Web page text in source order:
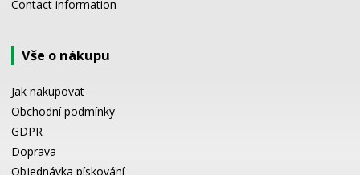
Contact information
Vše o nákupu
Jak nakupovat
Obchodní podmínky
GDPR
Doprava
Objednávka pískování